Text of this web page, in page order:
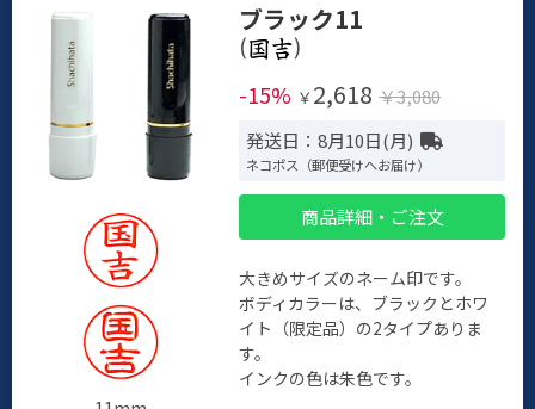
ブラック11
(
)
-15% ￥ 2,618 ￥3,080
発送日：8月10日(月)
ネコポス（郵便受けへお届け）
商品詳細・ご注文
大きめサイズのネーム印です。
ボディカラーは、ブラックとホワ
イト（限定品）の2タイプありま
す。
インクの色は朱色です。